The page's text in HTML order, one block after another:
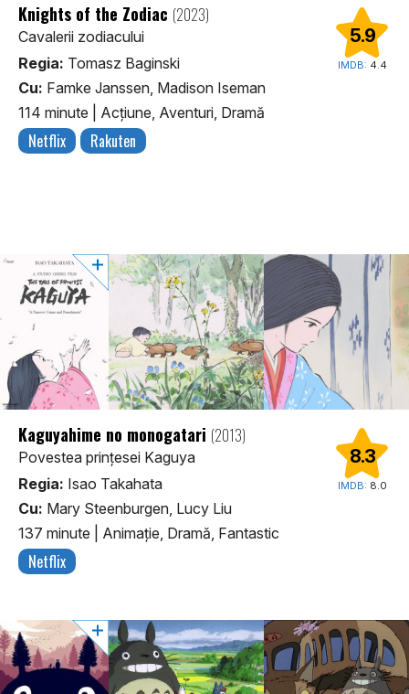
5.9
IMDB: 4.4
Knights of the Zodiac (2023)
Cavalerii zodiacului
Regia: Tomasz Baginski
Cu: Famke Janssen, Madison Iseman
114 minute
Acţiune, Aventuri, Dramă
Netflix Rakuten
8.3
IMDB: 8.0
Kaguyahime no monogatari (2013)
Povestea prințesei Kaguya
Regia: Isao Takahata
Cu: Mary Steenburgen, Lucy Liu
137 minute
Animaţie, Dramă, Fantastic
Netflix